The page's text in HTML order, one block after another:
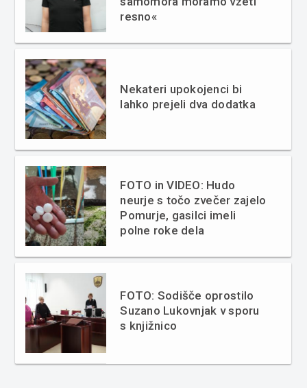
resno«
Nekateri upokojenci bi
lahko prejeli dva dodatka
FOTO in VIDEO: Hudo
neurje s točo zvečer zajelo
Pomurje, gasilci imeli
polne roke dela
FOTO: Sodišče oprostilo
Suzano Lukovnjak v sporu
s knjižnico